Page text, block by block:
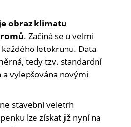
obraz klimatu
. Začíná se u velmi
letokruhu. Data
tedy tzv. standardní
vylepšována novými
stavební veletrh
lze získat již nyní na